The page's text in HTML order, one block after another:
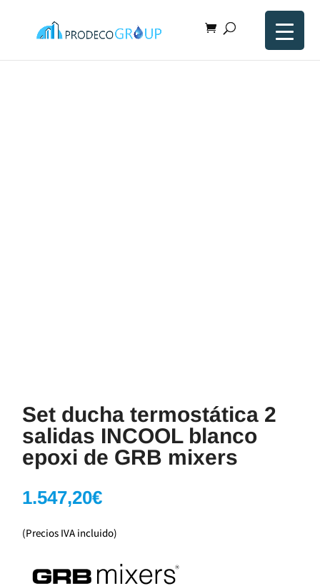
Set ducha termostática 2
salidas INCOOL blanco
epoxi de GRB mixers
1.547,20€
(Precios IVA incluido)